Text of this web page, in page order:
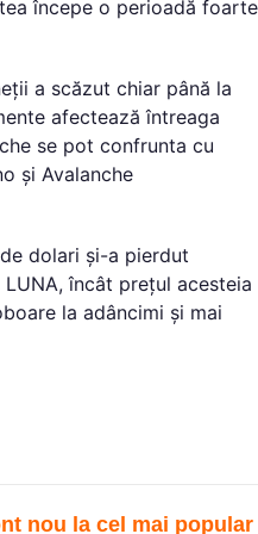
începe o perioadă foarte
a scăzut chiar până la
afectează întreaga
se pot confrunta cu
și Avalanche
dolari și-a pierdut
încât prețul acesteia
la adâncimi și mai
nou la cel mai popular